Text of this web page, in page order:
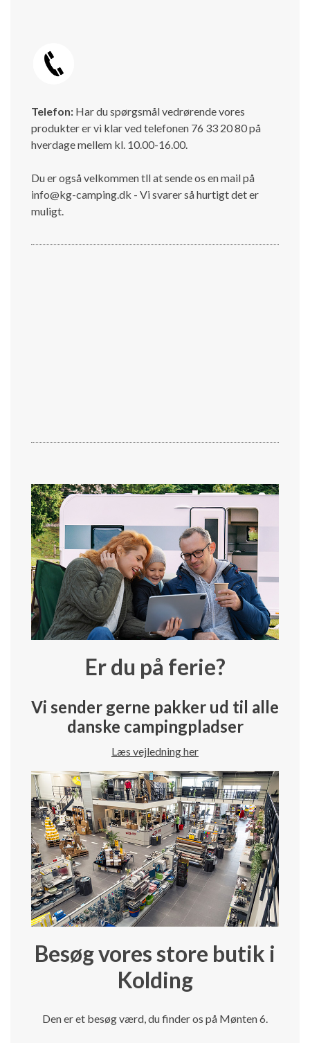
Telefon: Har du spørgsmål vedrørende vores
produkter er vi klar ved telefonen 76 33 20 80 på
hverdage mellem kl. 10.00-16.00.
Du er også velkommen tll at sende os en mail på
info@kg-camping.dk - Vi svarer så hurtigt det er
muligt.
Er du på ferie?
Vi sender gerne pakker ud til alle
danske campingpladser
Læs vejledning her
Besøg vores store butik i
Kolding
Den er et besøg værd, du finder os på Mønten 6.